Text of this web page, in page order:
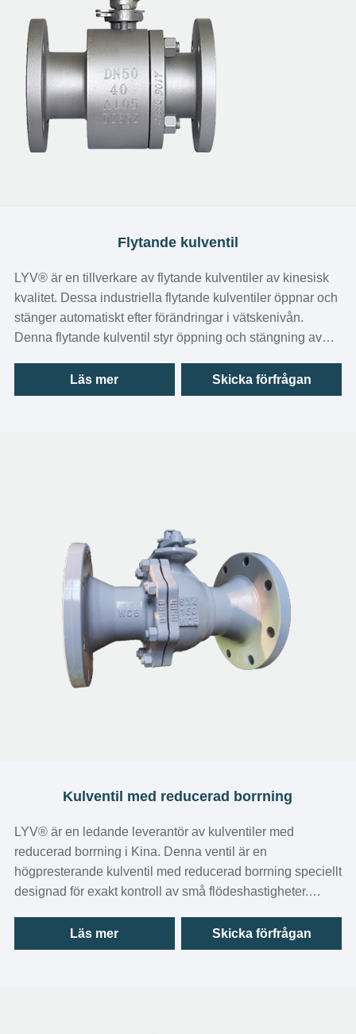
Flytande kulventil
LYV® är en tillverkare av flytande kulventiler av kinesisk
kvalitet. Dessa industriella flytande kulventiler öppnar och
stänger automatiskt efter förändringar i vätskenivån.
Denna flytande kulventil styr öppning och stängning av
lämplig för tillfällen där vätskenivån behöver bibehållas
automatiskt, såsom vattentankar, pooler och andra
Läs mer Skicka förfrågan
Kulventil med reducerad borrning
LYV® är en ledande leverantör av kulventiler med
reducerad borrning i Kina. Denna ventil är en
högpresterande kulventil med reducerad borrning speciellt
designad för exakt kontroll av små flödeshastigheter.
reglering och avstängning av vätskor genom en unik
struktur där kulans diameter är mindre än rörets. Den
Läs mer Skicka förfrågan